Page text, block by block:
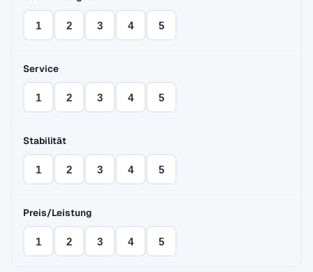
1 2 3 4 5
Service
1 2 3 4 5
Stabilität
1 2 3 4 5
Preis/Leistung
1 2 3 4 5